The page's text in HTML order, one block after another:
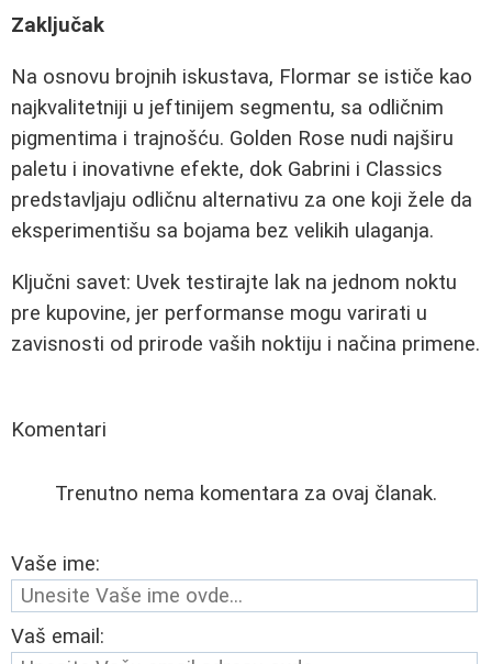
Zaključak
Na osnovu brojnih iskustava, Flormar se ističe kao
najkvalitetniji u jeftinijem segmentu, sa odličnim
pigmentima i trajnošću. Golden Rose nudi najširu
paletu i inovativne efekte, dok Gabrini i Classics
predstavljaju odličnu alternativu za one koji žele da
eksperimentišu sa bojama bez velikih ulaganja.
Ključni savet: Uvek testirajte lak na jednom noktu
pre kupovine, jer performanse mogu varirati u
zavisnosti od prirode vaših noktiju i načina primene.
Komentari
Trenutno nema komentara za ovaj članak.
Vaše ime:
Vaš email: